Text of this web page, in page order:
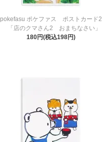
pokefasu ポケファス ポストカード2
「店のクマさん2 おまちなさい」
180円(税込198円)